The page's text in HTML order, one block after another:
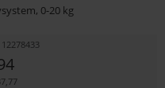
0-20 kg